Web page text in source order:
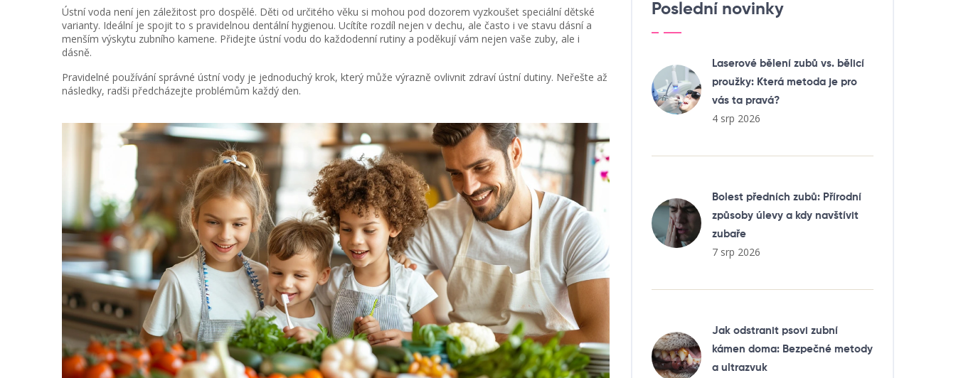
Ústní voda není jen záležitost pro dospělé. Děti od určitého věku si mohou pod dozorem vyzkoušet speciální dětské
varianty. Ideální je spojit to s pravidelnou dentální hygienou. Ucítíte rozdíl nejen v dechu, ale často i ve stavu dásní a
menším výskytu zubního kamene. Přidejte ústní vodu do každodenní rutiny a poděkují vám nejen vaše zuby, ale i
dásně.
Pravidelné používání správné ústní vody je jednoduchý krok, který může výrazně ovlivnit zdraví ústní dutiny. Neřešte až
následky, radši předcházejte problémům každý den.
Poslední novinky
Laserové bělení zubů vs. bělicí
proužky: Která metoda je pro
vás ta pravá?
4 srp 2026
Bolest předních zubů: Přírodní
způsoby úlevy a kdy navštívit
zubaře
7 srp 2026
Jak odstranit psovi zubní
kámen doma: Bezpečné metody
a ultrazvuk